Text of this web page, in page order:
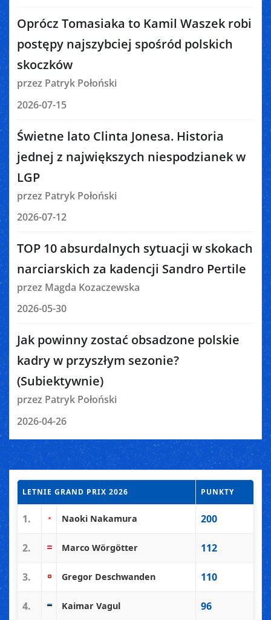
Oprócz Tomasiaka to Kamil Waszek robi
postępy najszybciej spośród polskich
skoczków
przez Patryk Połoński
2026-07-15
Świetne lato Clinta Jonesa. Historia
jednej z największych niespodzianek w
LGP
przez Patryk Połoński
2026-07-12
TOP 10 absurdalnych sytuacji w skokach
narciarskich za kadencji Sandro Pertile
przez Magda Kozaczewska
2026-05-30
Jak powinny zostać obsadzone polskie
kadry w przyszłym sezonie?
(Subiektywnie)
przez Patryk Połoński
2026-04-26
LETNIE GRAND PRIX 2026 PUNKTY
1. Naoki Nakamura 200
2. Marco Wörgötter 112
3. Gregor Deschwanden 110
4. Kaimar Vagul 96